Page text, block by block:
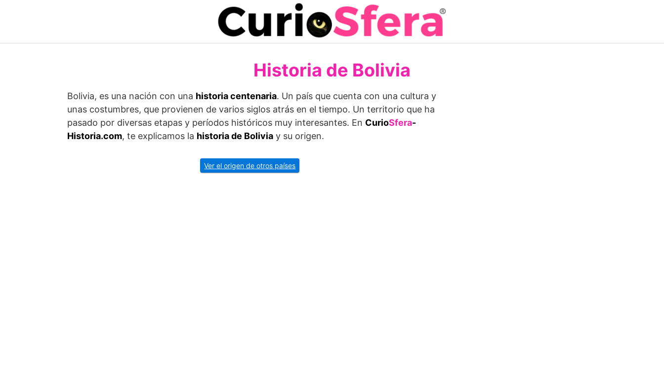
Historia de Bolivia
Bolivia, es una nación con una historia centenaria. Un país que cuenta con una cultura y
unas costumbres, que provienen de varios siglos atrás en el tiempo. Un territorio que ha
pasado por diversas etapas y períodos históricos muy interesantes. En CurioSfera-
Historia.com, te explicamos la historia de Bolivia y su origen.
Ver el origen de otros países